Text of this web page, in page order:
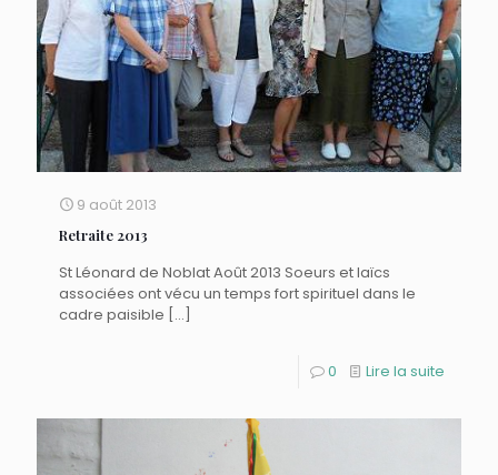
9 août 2013
Retraite 2013
St Léonard de Noblat Août 2013 Soeurs et laïcs
associées ont vécu un temps fort spirituel dans le
cadre paisible […]
0 Lire la suite